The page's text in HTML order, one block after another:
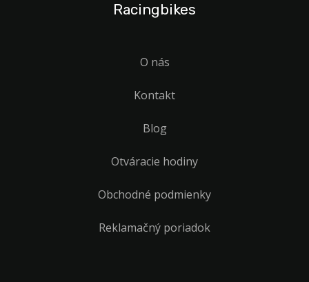
Racingbikes
O nás
Kontakt
Blog
Otváracie hodiny
Obchodné podmienky
Reklamačný poriadok